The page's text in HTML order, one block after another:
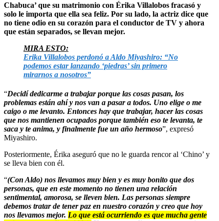
Chabuca’ que su matrimonio con Érika Villalobos fracasó y
solo le importa que ella sea feliz. Por su lado, la actriz dice que
no tiene odio en su corazón para el conductor de TV y ahora
que están separados, se llevan mejor.
MIRA ESTO:
Erika Villalobos perdonó a Aldo Miyashiro: “No
podemos estar lanzando ‘piedras’ sin primero
mirarnos a nosotros”
“Decidí dedicarme a trabajar porque las cosas pasan, los
problemas están ahí y nos van a pasar a todos. Uno elige o me
caigo o me levanto. Entonces hay que trabajar, hacer las cosas
que nos mantienen ocupados porque también eso te levanta, te
saca y te anima, y finalmente fue un año hermoso”, expresó
Miyashiro.
Posteriormente, Érika aseguró que no le guarda rencor al ‘Chino’ y
se lleva bien con él.
“(Con Aldo) nos llevamos muy bien y es muy bonito que dos
personas, que en este momento no tienen una relación
sentimental, amorosa, se lleven bien. Las personas siempre
debemos tratar de tener paz en nuestro corazón y creo que hoy
nos llevamos mejor. Lo que está ocurriendo es que mucha gente